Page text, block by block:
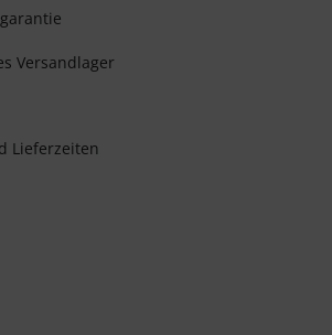
Versandlager
Lieferzeiten